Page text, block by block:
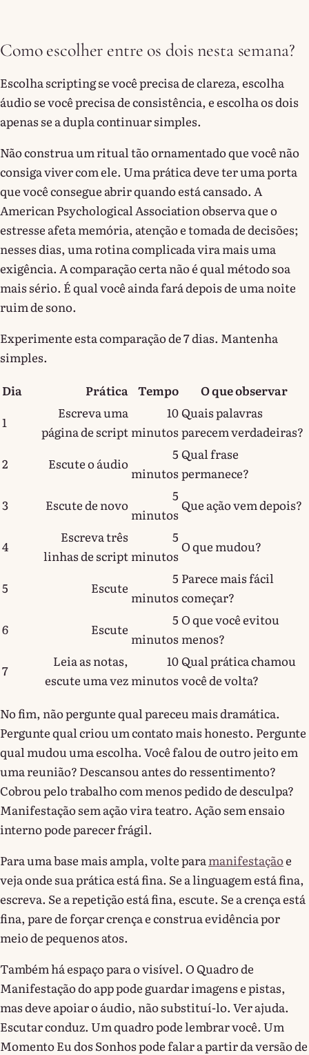
Como escolher entre os dois nesta semana?
Escolha scripting se você precisa de clareza, escolha
áudio se você precisa de consistência, e escolha os dois
apenas se a dupla continuar simples.
Não construa um ritual tão ornamentado que você não
consiga viver com ele. Uma prática deve ter uma porta
que você consegue abrir quando está cansado. A
American Psychological Association observa que o
estresse afeta memória, atenção e tomada de decisões;
nesses dias, uma rotina complicada vira mais uma
exigência. A comparação certa não é qual método soa
mais sério. É qual você ainda fará depois de uma noite
ruim de sono.
Experimente esta comparação de 7 dias. Mantenha
simples.
Dia
Prática Tempo
O que observar
1
Escreva uma
página de script
10
minutos
Quais palavras
parecem verdadeiras?
2
Escute o áudio
5
minutos
Qual frase
permanece?
3
Escute de novo
5
minutos
Que ação vem depois?
4
Escreva três
linhas de script
5
minutos
O que mudou?
5 Escute
5
minutos
Parece mais fácil
começar?
6
Escute
5
minutos
O que você evitou
menos?
7
Leia as notas,
escute uma vez
10
minutos
Qual prática chamou
você de volta?
No fim, não pergunte qual pareceu mais dramática.
Pergunte qual criou um contato mais honesto. Pergunte
qual mudou uma escolha. Você falou de outro jeito em
uma reunião? Descansou antes do ressentimento?
Cobrou pelo trabalho com menos pedido de desculpa?
Manifestação sem ação vira teatro. Ação sem ensaio
interno pode parecer frágil.
Para uma base mais ampla, volte para manifestaçãoe
veja onde sua prática está fina. Se a linguagem está fina,
escreva. Se a repetição está fina, escute. Se a crença está
fina, pare de forçar crença e construa evidência por
meio de pequenos atos.
Também há espaço para o visível. O Quadro de
Manifestação do app pode guardar imagens e pistas,
mas deve apoiar o áudio, não substituí-lo. Ver ajuda.
Escutar conduz. Um quadro pode lembrar você. Um
Momento Eu dos Sonhos pode falar a partir da versão de